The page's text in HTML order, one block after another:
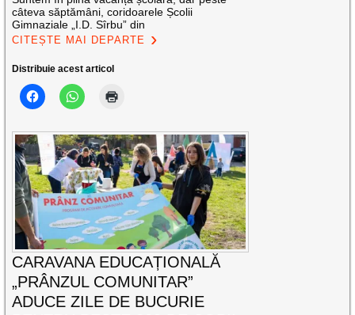
câteva săptămâni, coridoarele Școlii
Gimnaziale „I.D. Sîrbu” din
CITEȘTE MAI DEPARTE
Distribuie acest articol
CARAVANA EDUCAȚIONALĂ
„PRÂNZUL COMUNITAR”
ADUCE ZILE DE BUCURIE